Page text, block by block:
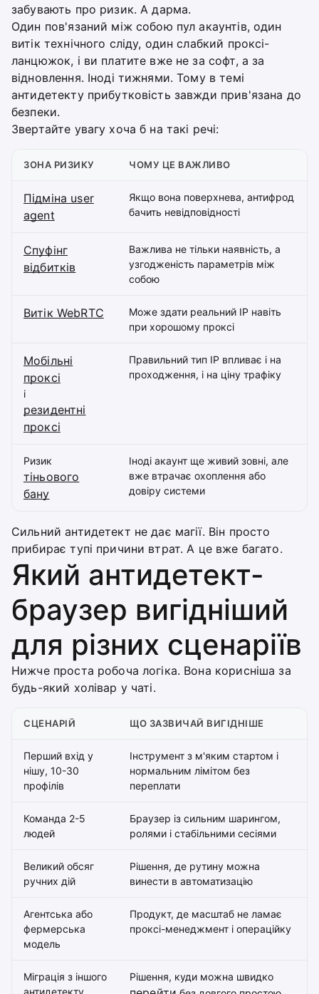
забувають про ризик. А дарма.
Один пов'язаний між собою пул акаунтів, один
витік технічного сліду, один слабкий проксі-
ланцюжок, і ви платите вже не за софт, а за
відновлення. Іноді тижнями. Тому в темі
антидетекту прибутковість завжди прив'язана до
безпеки.
Звертайте увагу хоча б на такі речі:
ЗОНА РИЗИКУ ЧОМУ ЦЕ ВАЖЛИВО
Підміна user
agent
Якщо вона поверхнева, антифрод
бачить невідповідності
Спуфінг
відбитків
Важлива не тільки наявність, а
узгодженість параметрів між
собою
Витік WebRTC
Може здати реальний IP навіть
при хорошому проксі
Мобільні
проксі
і
резидентні
проксі
Правильний тип IP впливає і на
проходження, і на ціну трафіку
Ризик
тіньового
бану
Іноді акаунт ще живий зовні, але
вже втрачає охоплення або
довіру системи
Сильний антидетект не дає магії. Він просто
прибирає тупі причини втрат. А це вже багато.
Який антидетект-
браузер вигідніший
для різних сценаріїв
Нижче проста робоча логіка. Вона корисніша за
будь-який холівар у чаті.
СЦЕНАРІЙ ЩО ЗАЗВИЧАЙ ВИГІДНІШЕ
Перший вхід у
нішу, 10-30
профілів
Інструмент з м'яким стартом і
нормальним лімітом без
переплати
Команда 2-5
людей
Браузер із сильним шарингом,
ролями і стабільними сесіями
Великий обсяг
ручних дій
Рішення, де рутину можна
винести в автоматизацію
Агентська або
фермерська
модель
Продукт, де масштаб не ламає
проксі-менеджмент і операційку
Міграція з іншого
антидетекту
Рішення, куди можна швидко